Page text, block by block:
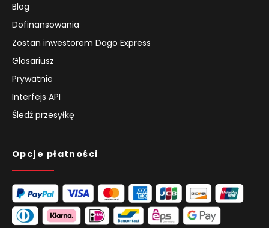
Blog
Dofinansowania
Zostan inwestorem Dago Express
Glosariusz
Prywatnie
Interfejs API
Śledź przesyłkę
Opcje płatności